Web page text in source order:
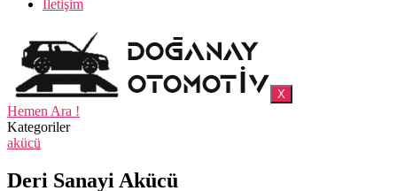
İletişim
X
Hemen Ara !
Kategoriler
akücü
Deri Sanayi Akücü